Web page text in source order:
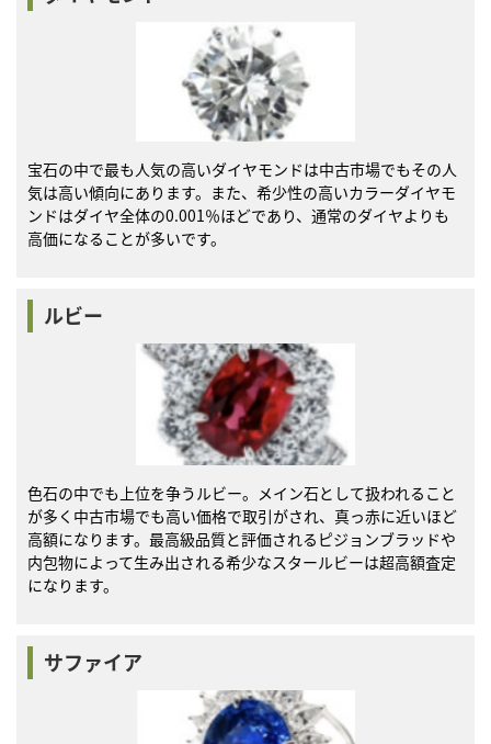
宝石の中で最も人気の高いダイヤモンドは中古市場でもその人
気は高い傾向にあります。また、希少性の高いカラーダイヤモ
ンドはダイヤ全体の0.001％ほどであり、通常のダイヤよりも
高価になることが多いです。
ルビー
色石の中でも上位を争うルビー。メイン石として扱われること
が多く中古市場でも高い価格で取引がされ、真っ赤に近いほど
高額になります。最高級品質と評価されるピジョンブラッドや
内包物によって生み出される希少なスタールビーは超高額査定
になります。
サファイア